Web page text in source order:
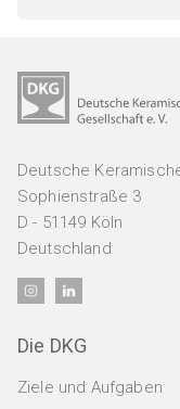
Deutsche
Sophienstraße 3
D - 51149 Köln
Deutschland
Die DKG
Ziele und Aufgaben